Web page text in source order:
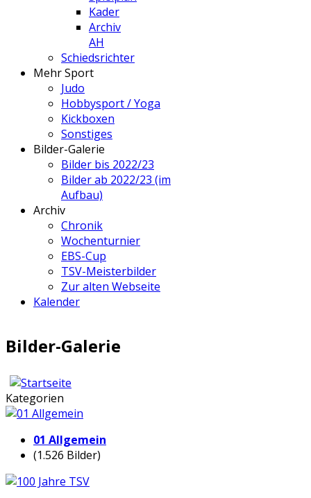
Kader
Archiv
AH
Schiedsrichter
Mehr Sport
Judo
Hobbysport / Yoga
Kickboxen
Sonstiges
Bilder-Galerie
Bilder bis 2022/23
Bilder ab 2022/23 (im
Aufbau)
Archiv
Chronik
Wochenturnier
EBS-Cup
TSV-Meisterbilder
Zur alten Webseite
Kalender
Bilder-Galerie
Kategorien
01 Allgemein
(1.526 Bilder)